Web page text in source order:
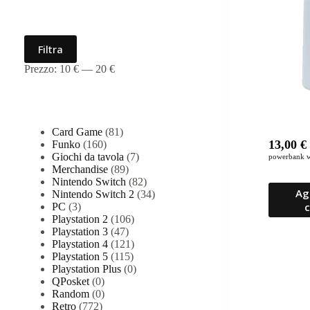
powerbank
13,00€
Prezzo
Min
Prezzo
MaxFiltra
Prezzo: 10 € — 20 €
Card Game (81)
Funko (160)
Giochi da tavola (7)
Merchandise (89)
Nintendo Switch (82)
Nintendo Switch 2 (34)
PC (3)
Playstation 2 (106)
Playstation 3 (47)
Playstation 4 (121)
Playstation 5 (115)
Playstation Plus (0)
QPosket (0)
Random (0)
Retro (772)